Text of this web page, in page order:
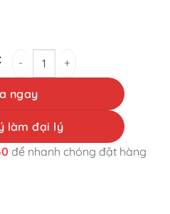
ロバイオティクス、純国産プロバ
ngay
làm đại lý
để nhanh chóng đặt hàng